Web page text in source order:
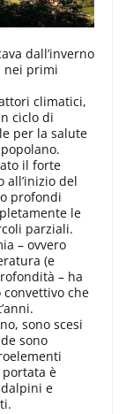
dall’inverno
nei primi
climatici,
ciclo di
per la salute
il forte
all’inizio del
profondi
le
parziali.
– ovvero
(e
– ha
che
sono scesi
sono
è
e